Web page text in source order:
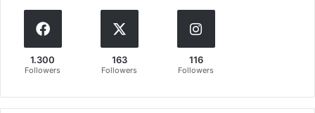
1.300
Followers
163
Followers
116
Followers